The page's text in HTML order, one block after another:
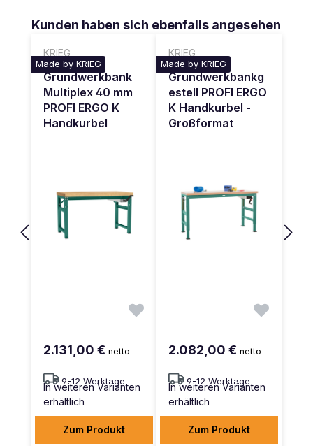
Produktgalerie überspringen
Kunden haben sich ebenfalls angesehen
KRIEG
Made by KRIEG
Grundwerkbank
Multiplex 40 mm
PROFI ERGO K
Handkurbel
2.131,00 € netto
9-12 Werktage
In weiteren Varianten
erhältlich
Zum Produkt
KRIEG
Made by KRIEG
Grundwerkbankg
estell PROFI ERGO
K Handkurbel -
Großformat
2.082,00 € netto
9-12 Werktage
In weiteren Varianten
erhältlich
Zum Produkt